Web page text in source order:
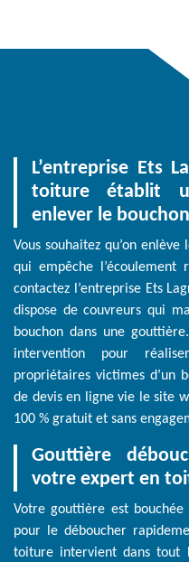
L’entreprise Ets
toiture établit
enlever le
Vous souhaitez qu’on
qui empêche
contactez l’entreprise Ets
dispose de couvreurs qui
bouchon dans une
intervention pour
propriétaires victimes d’un
de devis en ligne vie le site
100 % gratuit et sans
Gouttière
votre expert en
Votre gouttière est
pour le déboucher
toiture intervient dans tout